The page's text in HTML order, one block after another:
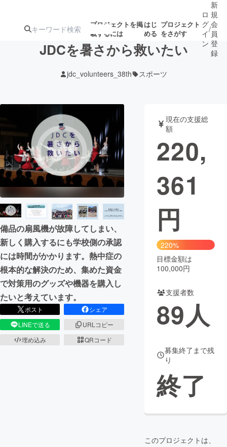
プロジェクトを掲
載するには
はじ
める
プロジェクト
をさがす
アート・写真
テクノロジー・ガジェット ゲーム・サ
映像・映画
ビジネス・起業
まちづくり・地域活性化
CAMPFIRE for Social Good
CAMPFIREふるさと納税
コミュニティ
ロ
グ
イ
ン
/
新
規
会
員
登
録
JDCを暑さから救いたい
jdc_volunteers_38th スポーツ
備品の扇風機が故障してしまい、
新しく購入するにも学校側の承認
には時間がかかります。熱中症の
根本的な解決のため、集めた資金
で対策用のグッズや機器を購入し
たいと考えています。
ポスト
シェア
LINEで送る
URLコピー
埋め込み
QRコード
現在の支援総
額
220,
361
円
220%
目標金額は
100,000円
支援者数
89人
募集終了まで残
り
終了
このプロジェクトは、